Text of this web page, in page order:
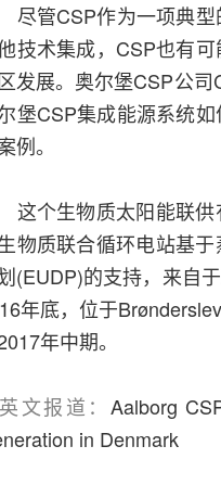
管CSP作为一项典型
技术集成，CSP也有
发展。奥尔堡CSP公
堡CSP集成能源系统
例。
个生物质太阳能联供
物质联合循环电站基
(EUDP)的支持，来自
年底，位于
年中期。
文报道： Aalborg
in Denmark